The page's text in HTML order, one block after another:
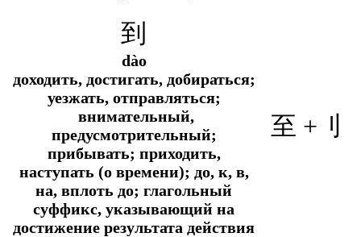
到
dào
доходить, достигать, добираться;
уезжать, отправляться;
внимательный,
предусмотрительный;
прибывать; приходить,
наступать (о времени); до, к, в,
на, вплоть до; глагольный
суффикс, указывающий на
достижение результата действия
至 + 刂